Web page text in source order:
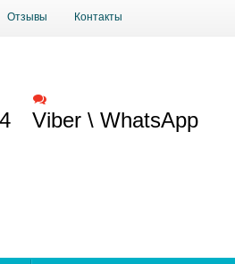
Отзывы Контакты
Viber \ WhatsApp